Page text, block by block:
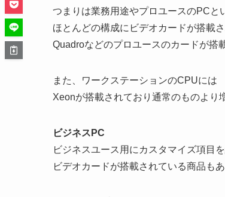
つまりは業務用途やプロユースのPCと
ほとんどの構成にビデオカードが搭載さ
Quadroなどのプロユースのカードが搭
また、ワークステーションのCPUには
Xeonが搭載されており通常のものより
ビジネスPC
ビジネスユース用にカスタマイズ項目
ビデオカードが搭載されている商品もあ